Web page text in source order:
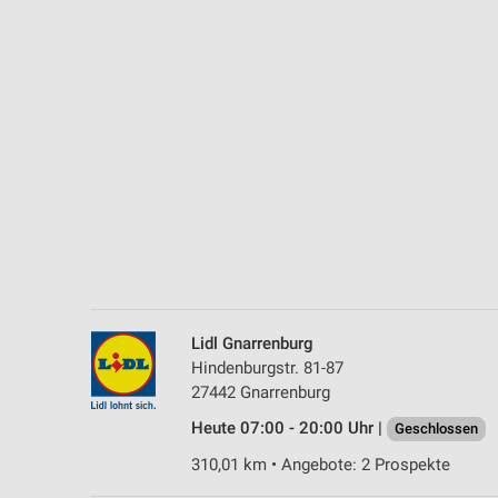
Lidl Gnarrenburg
Hindenburgstr. 81-87
27442 Gnarrenburg
Heute 07:00 - 20:00 Uhr |
Geschlossen
310,01 km • Angebote: 2 Prospekte
Notwendig
Performance